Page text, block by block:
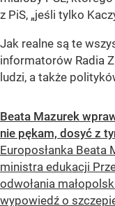
z PiS, „jeśli tylko
Jak realne są te
informatorów Radia
ludzi, a także
Beata Mazurek
nie pękam, dosyć z
Europosłanka Beata
ministra edukacji
odwołania
wypowiedź o